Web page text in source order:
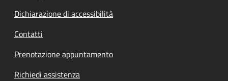
Dichiarazione di accessibilità
Contatti
Prenotazione appuntamento
Richiedi assistenza